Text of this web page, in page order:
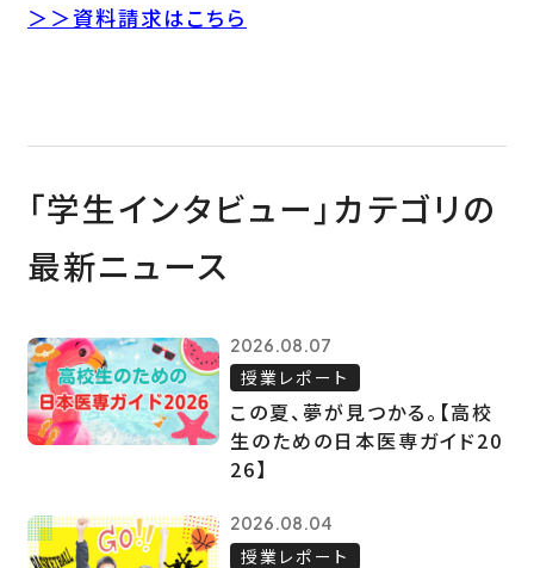
＞＞資料請求はこちら
「学生インタビュー」カテゴリの
最新ニュース
2026.08.07
授業レポート
この夏、夢が見つかる。【高校
生のための日本医専ガイド20
26】
2026.08.04
授業レポート